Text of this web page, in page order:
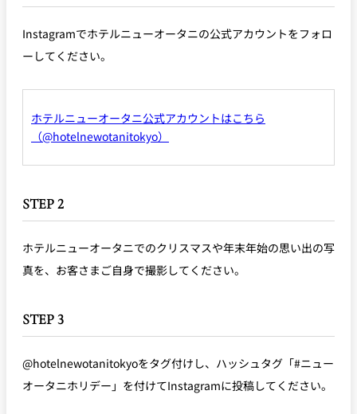
Instagramでホテルニューオータニの公式アカウントをフォロ
ーしてください。
ホテルニューオータニ公式アカウントはこちら
（@hotelnewotanitokyo）
STEP 2
ホテルニューオータニでのクリスマスや年末年始の思い出の写
真を、お客さまご自身で撮影してください。
STEP 3
@hotelnewotanitokyoをタグ付けし、ハッシュタグ「#ニュー
オータニホリデー」を付けてInstagramに投稿してください。